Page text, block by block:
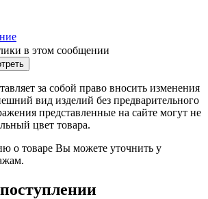
в этом сообщении
за собой право вносить изменения
вид изделий без предварительного
представленные на сайте могут не
цвет товара.
о товаре Вы можете уточнить у